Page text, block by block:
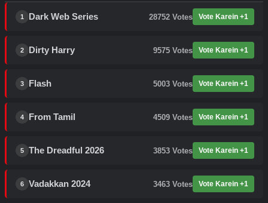
1 Dark Web Series 28752 Votes Vote Karein +1
2 Dirty Harry 9575 Votes Vote Karein +1
3 Flash 5003 Votes Vote Karein +1
4 From Tamil 4509 Votes Vote Karein +1
5 The Dreadful 2026 3853 Votes Vote Karein +1
6 Vadakkan 2024 3463 Votes Vote Karein +1